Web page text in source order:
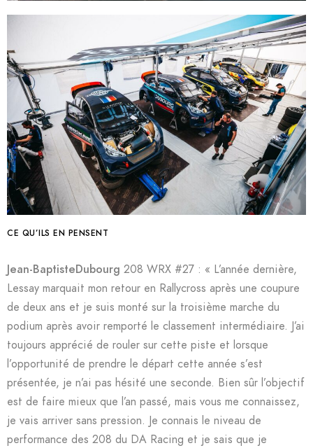
CE QU’ILS EN PENSENT
Jean-BaptisteDubourg 208 WRX #27 : « L’année dernière,
Lessay marquait mon retour en Rallycross après une coupure
de deux ans et je suis monté sur la troisième marche du
podium après avoir remporté le classement intermédiaire. J’ai
toujours apprécié de rouler sur cette piste et lorsque
l’opportunité de prendre le départ cette année s’est
présentée, je n’ai pas hésité une seconde. Bien sûr l’objectif
est de faire mieux que l’an passé, mais vous me connaissez,
je vais arriver sans pression. Je connais le niveau de
performance des 208 du DA Racing et je sais que je